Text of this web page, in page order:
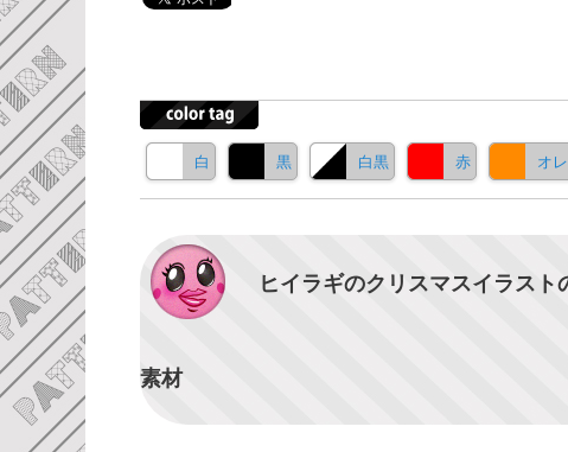
白 黒 白黒 赤 オ
ヒイラギのクリスマスイラス
素材